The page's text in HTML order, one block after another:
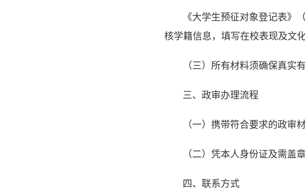
《大学生预征对象登记表》
核学籍信息，填写在校表现及文
（三）所有材料须确保真实
三、政审办理流程
（一）携带符合要求的政审
（二）凭本人身份证及需盖
四、联系方式